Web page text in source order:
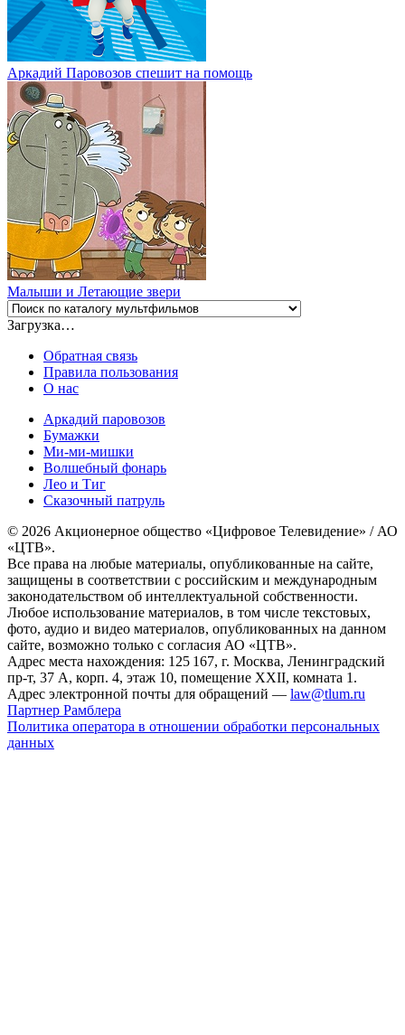
Аркадий Паровозов спешит на помощь
Малыши и Летающие звери
Загрузка…
Обратная связь
Правила пользования
О нас
Аркадий паровозов
Бумажки
Ми-ми-мишки
Волшебный фонарь
Лео и Тиг
Сказочный патруль
© 2026 Акционерное общество «Цифровое Телевидение» / АО
«ЦТВ».
Все права на любые материалы, опубликованные на сайте,
защищены в соответствии с российским и международным
законодательством об интеллектуальной собственности.
Любое использование материалов, в том числе текстовых,
фото, аудио и видео материалов, опубликованных на данном
сайте, возможно только с согласия АО «ЦТВ».
Адрес места нахождения: 125 167, г. Москва, Ленинградский
пр-т, 37 А, корп. 4, этаж 10, помещение XXII, комната 1.
Адрес электронной почты для обращений — law@tlum.ru
Партнер Рамблера
Политика оператора в отношении обработки персональных
данных